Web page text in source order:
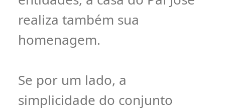
realiza também sua
homenagem.
Se por um lado, a
simplicidade do conjunto